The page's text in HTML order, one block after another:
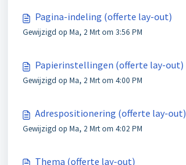
Pagina-indeling (offerte lay-out)
Gewijzigd op Ma, 2 Mrt om 3:56 PM
Papierinstellingen (offerte lay-out)
Gewijzigd op Ma, 2 Mrt om 4:00 PM
Adrespositionering (offerte lay-out)
Gewijzigd op Ma, 2 Mrt om 4:02 PM
Thema (offerte lay-out)